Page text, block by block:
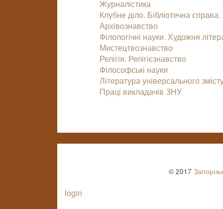
Журналістика
Клубне діло. Бібліотечна
Архівознавство
Філологічні науки. Художня
Мистецтвознавство
Релігія. Релігієзнавство
Філософські науки
Література універсального
Праці викладачів ЗНУ
© 2017
login